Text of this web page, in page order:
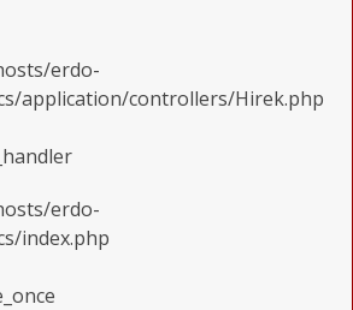
erdo-
application/controllers/Hirek.php
erdo-
index.php